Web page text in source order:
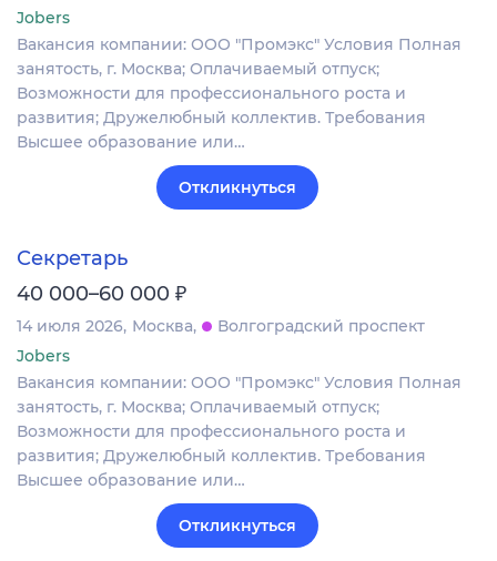
Jobers
Вакансия компании: ООО "Промэкс" Условия Полная
занятость, г. Москва; Оплачиваемый отпуск;
Возможности для профессионального роста и
развития; Дружелюбный коллектив. Требования
Высшее образование или…
Откликнуться
Секретарь
40 000–60 000 ₽
14 июля 2026 Москва
Волгоградский проспект
Jobers
Вакансия компании: ООО "Промэкс" Условия Полная
занятость, г. Москва; Оплачиваемый отпуск;
Возможности для профессионального роста и
развития; Дружелюбный коллектив. Требования
Высшее образование или…
Откликнуться